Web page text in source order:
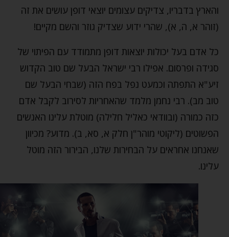
והארץ בדבריו, צדיקים עצומים יוצאי דופן עושים את זה
(זוהר א, ה, א), שהרי ידוע שצדיק גוזר והשם מקיים!
כל אדם בעל יכולות יוצאות דופן מתמודד עם הפיתוי של
סגידה ופרסום. אפילו רבי ישראל הבעל שם טוב הקדוש
זיע"א התפתה וכמעט נפל בפח הזה (שבחי הבעל שם
טוב מב). רבי נחמן מלמד שהאחריות לסירוב לקבל אדם
כזה כמורה (ובוודאי כאליל חלילה) מוטלת עלינו האנשים
הפשוטים (ליקוטי מוהר"ן חלק א, סא, ב). מדוע? מכיוון
שאנחנו אחראים על הבחירות שלנו, הבירור הזה מוטל
עלינו.